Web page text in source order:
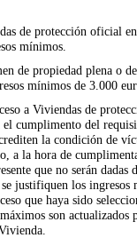
de protección oficial
mínimos.
de propiedad plena o
mínimos de 3.000
a Viviendas de
cumplimento del
la condición de
a la hora de
que no serán dadas
justifiquen los ingresos
que haya sido
son actualizados